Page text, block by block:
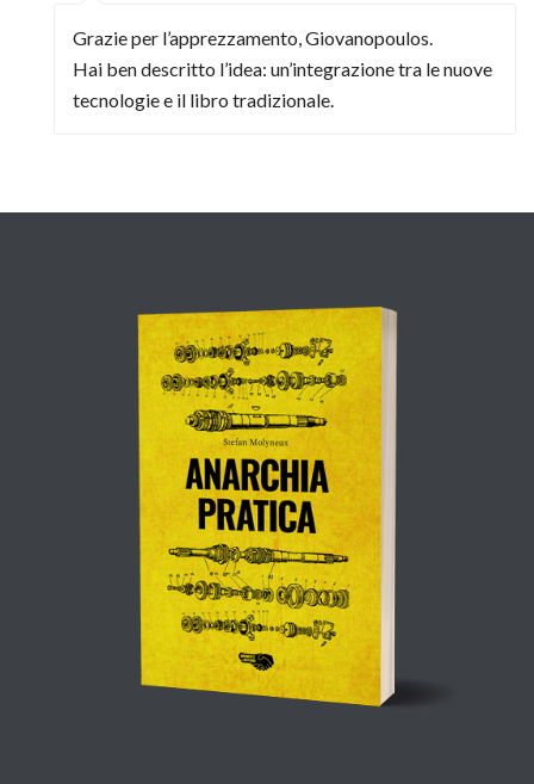
Grazie per l’apprezzamento, Giovanopoulos.
Hai ben descritto l’idea: un’integrazione tra le nuove
tecnologie e il libro tradizionale.